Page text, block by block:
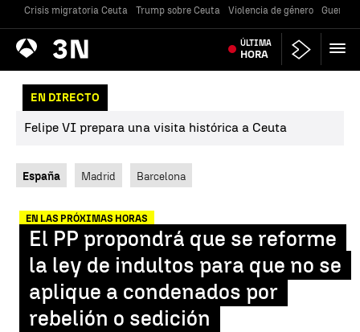
Crisis migratoria Ceuta Trump sobre Ceuta Violencia de género Guerra
Antena
3 Noticias ÚLTIMA
HORA
EN DIRECTO
Felipe VI prepara una visita histórica a Ceuta
España Madrid Barcelona
EN LAS PRÓXIMAS HORAS
El PP propondrá que se reforme
la ley de indultos para que no se
aplique a condenados por
rebelión o sedición